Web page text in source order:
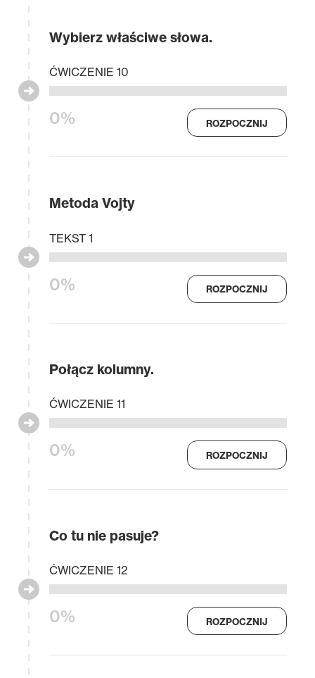
Wybierz właściwe słowa.
0%
ĆWICZENIE 10
ROZPOCZNIJ
Metoda Vojty
0%
TEKST 1
ROZPOCZNIJ
Połącz kolumny.
0%
ĆWICZENIE 11
ROZPOCZNIJ
Co tu nie pasuje?
0%
ĆWICZENIE 12
ROZPOCZNIJ